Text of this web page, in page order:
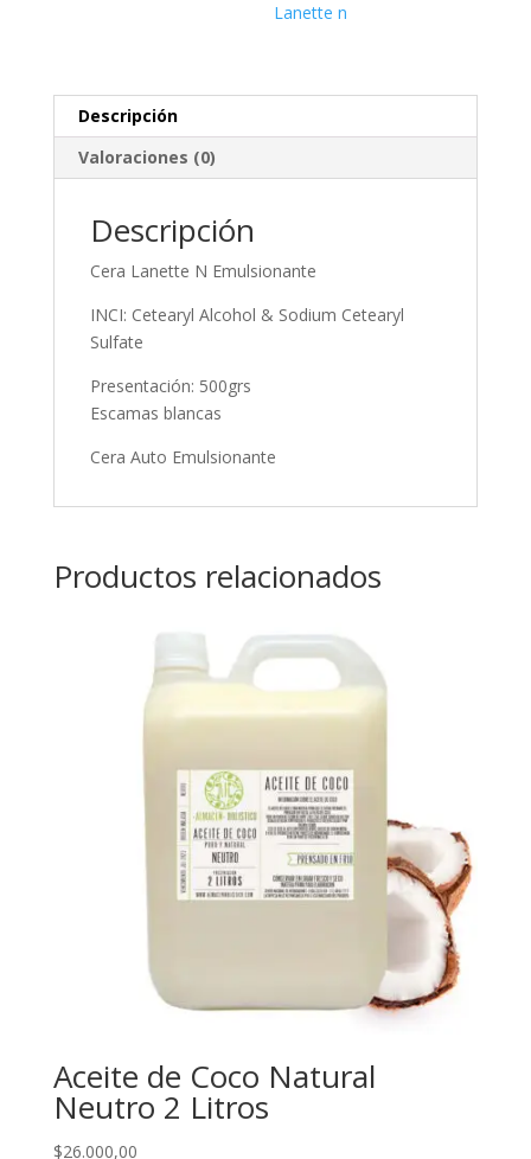
Lanette n
Descripción
Valoraciones (0)
Descripción
Cera Lanette N Emulsionante
INCI: Cetearyl Alcohol & Sodium Cetearyl
Sulfate
Presentación: 500grs
Escamas blancas
Cera Auto Emulsionante
Productos relacionados
Aceite de Coco Natural
Neutro 2 Litros
$26.000,00